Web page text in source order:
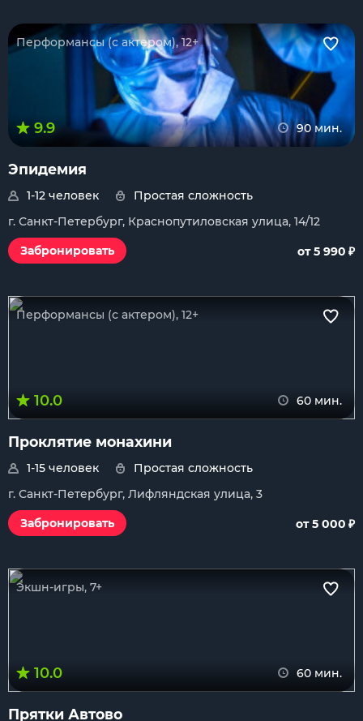
Перформансы (с актером), 12+
9.9 90 мин.
Эпидемия
1-12 человек
Простая сложность
г. Санкт-Петербург, Краснопутиловская улица, 14/12
Забронировать
от 5 990 ₽
Перформансы (с актером), 12+
10.0 60 мин.
Проклятие монахини
1-15 человек
Простая сложность
г. Санкт-Петербург, Лифляндская улица, 3
Забронировать
от 5 000 ₽
Экшн-игры, 7+
10.0 60 мин.
Прятки Автово